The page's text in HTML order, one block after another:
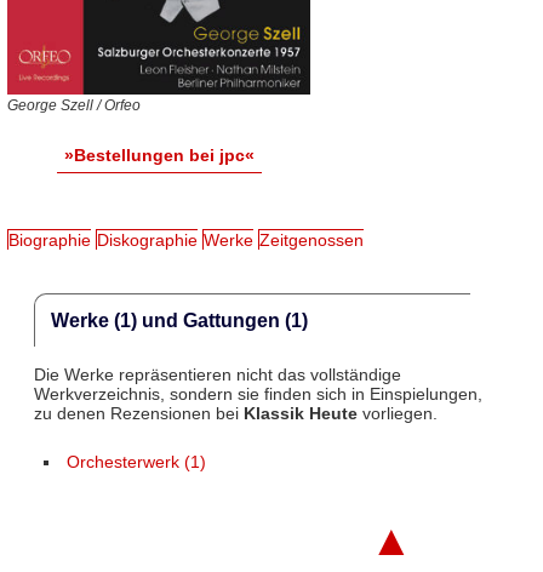
George Szell / Orfeo
»Bestellungen bei jpc«
Biographie Diskographie Werke Zeitgenossen
Werke (1) und Gattungen (1)
Die Werke repräsentieren nicht das vollständige
Werkverzeichnis, sondern sie finden sich in Einspielungen,
zu denen Rezensionen bei Klassik Heutevorliegen.
Orchesterwerk (1)
▲